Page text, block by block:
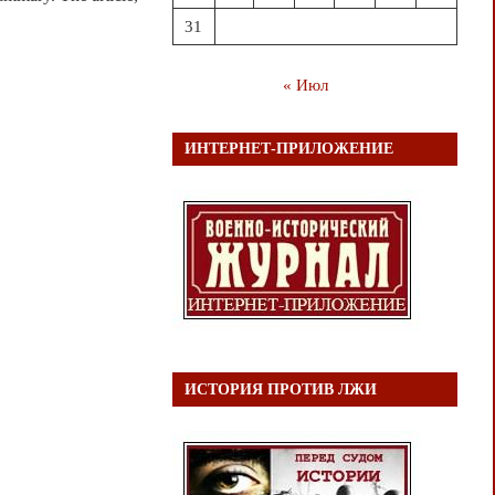
31
« Июл
ИНТЕРНЕТ-ПРИЛОЖЕНИЕ
ИСТОРИЯ ПРОТИВ ЛЖИ